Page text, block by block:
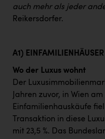
auch mehr als jeder
Reikersdorfer.
A1) EINFAMILIENHÄUSER
Wo der Luxus wohnt
Der
Jahren zuvor, in Wien
Einfamilienhauskäufe
Transaktion in diese
mit 23,5 %. Das